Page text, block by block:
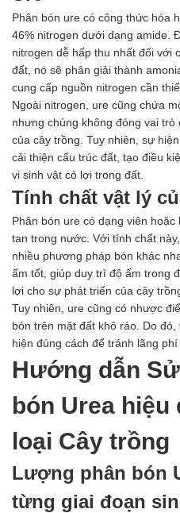
Silicone KCC
Silicone Apollo
Silicone Kingbond
Silicone Shinetsu
Keo Silicone
Hóa chất khác
Giới Thiệu
Đối tác
Quy trình sản xuất
Tin tức
VMC GROUP
Tẩy Rửa Diệt Khuẩn
Ngành Thực Phẩm
Ngành Nông Nghiệp
Ngành Thủy Sản
Ngành Môi Trường
Ngành Nhựa
Ngành Xây Dựng
Ngành Cao Su
Ngành Xi Mạ
Ngành Dệt Nhuộm
Ngành In Ấn Bao Bì
Ngành Gốm Sứ
Ngành Gỗ
Ngành Hóa Dầu
Phân bón ure có công thức hóa
46% nitrogen dưới dạng amide.
nitrogen dễ hấp thu nhất đối với
đất, nó sẽ phân giải thành
cung cấp nguồn nitrogen cần
Ngoài nitrogen, ure cũng chứa
nhưng chúng không đóng vai
của cây trồng. Tuy nhiên, sự
cải thiện cấu trúc đất, tạo điều
vi sinh vật có lợi trong đất.
Tính chất vật lý
Phân bón ure có dạng viên
tan trong nước. Với tính chất
nhiều phương pháp bón khác
ẩm tốt, giúp duy trì độ ẩm trong
lợi cho sự phát triển của cây
Tuy nhiên, ure cũng có nhược
bón trên mặt đất khô ráo. Do
hiện đúng cách để tránh lãng phí
Hướng dẫn
bón Urea hiệu
loại Cây trồng
Lượng phân bón
từng giai đoạn